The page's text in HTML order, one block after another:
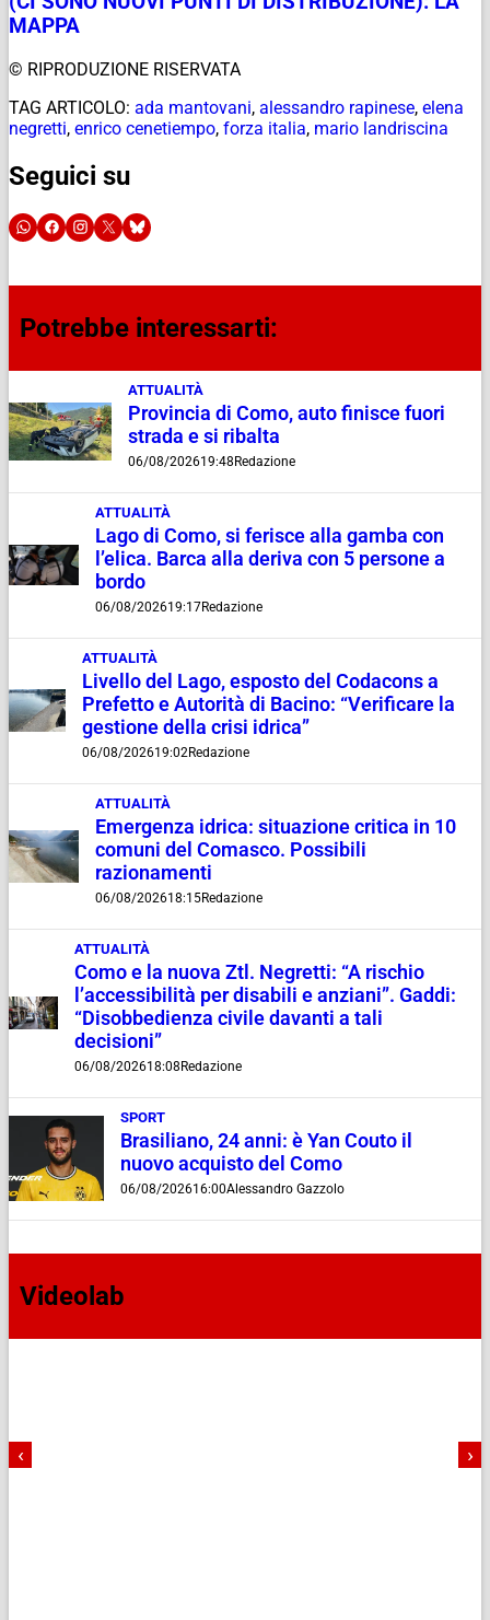
MAPPA
© RIPRODUZIONE RISERVATA
TAG ARTICOLO: ada mantovani, alessandro rapinese, elena
negretti, enrico cenetiempo, forza italia, mario landriscina
Seguici su
Potrebbe interessarti:
ATTUALITÀ
Provincia di Como, auto finisce fuori
strada e si ribalta
06/08/202619:48Redazione
ATTUALITÀ
Lago di Como, si ferisce alla gamba con
l’elica. Barca alla deriva con 5 persone a
bordo
06/08/202619:17Redazione
ATTUALITÀ
Livello del Lago, esposto del Codacons a
Prefetto e Autorità di Bacino: “Verificare la
gestione della crisi idrica”
06/08/202619:02Redazione
ATTUALITÀ
Emergenza idrica: situazione critica in 10
comuni del Comasco. Possibili
razionamenti
06/08/202618:15Redazione
ATTUALITÀ
Como e la nuova Ztl. Negretti: “A rischio
l’accessibilità per disabili e anziani”. Gaddi:
“Disobbedienza civile davanti a tali
decisioni”
06/08/202618:08Redazione
SPORT
Brasiliano, 24 anni: è Yan Couto il
nuovo acquisto del Como
06/08/202616:00Alessandro Gazzolo
Videolab
‹ ›